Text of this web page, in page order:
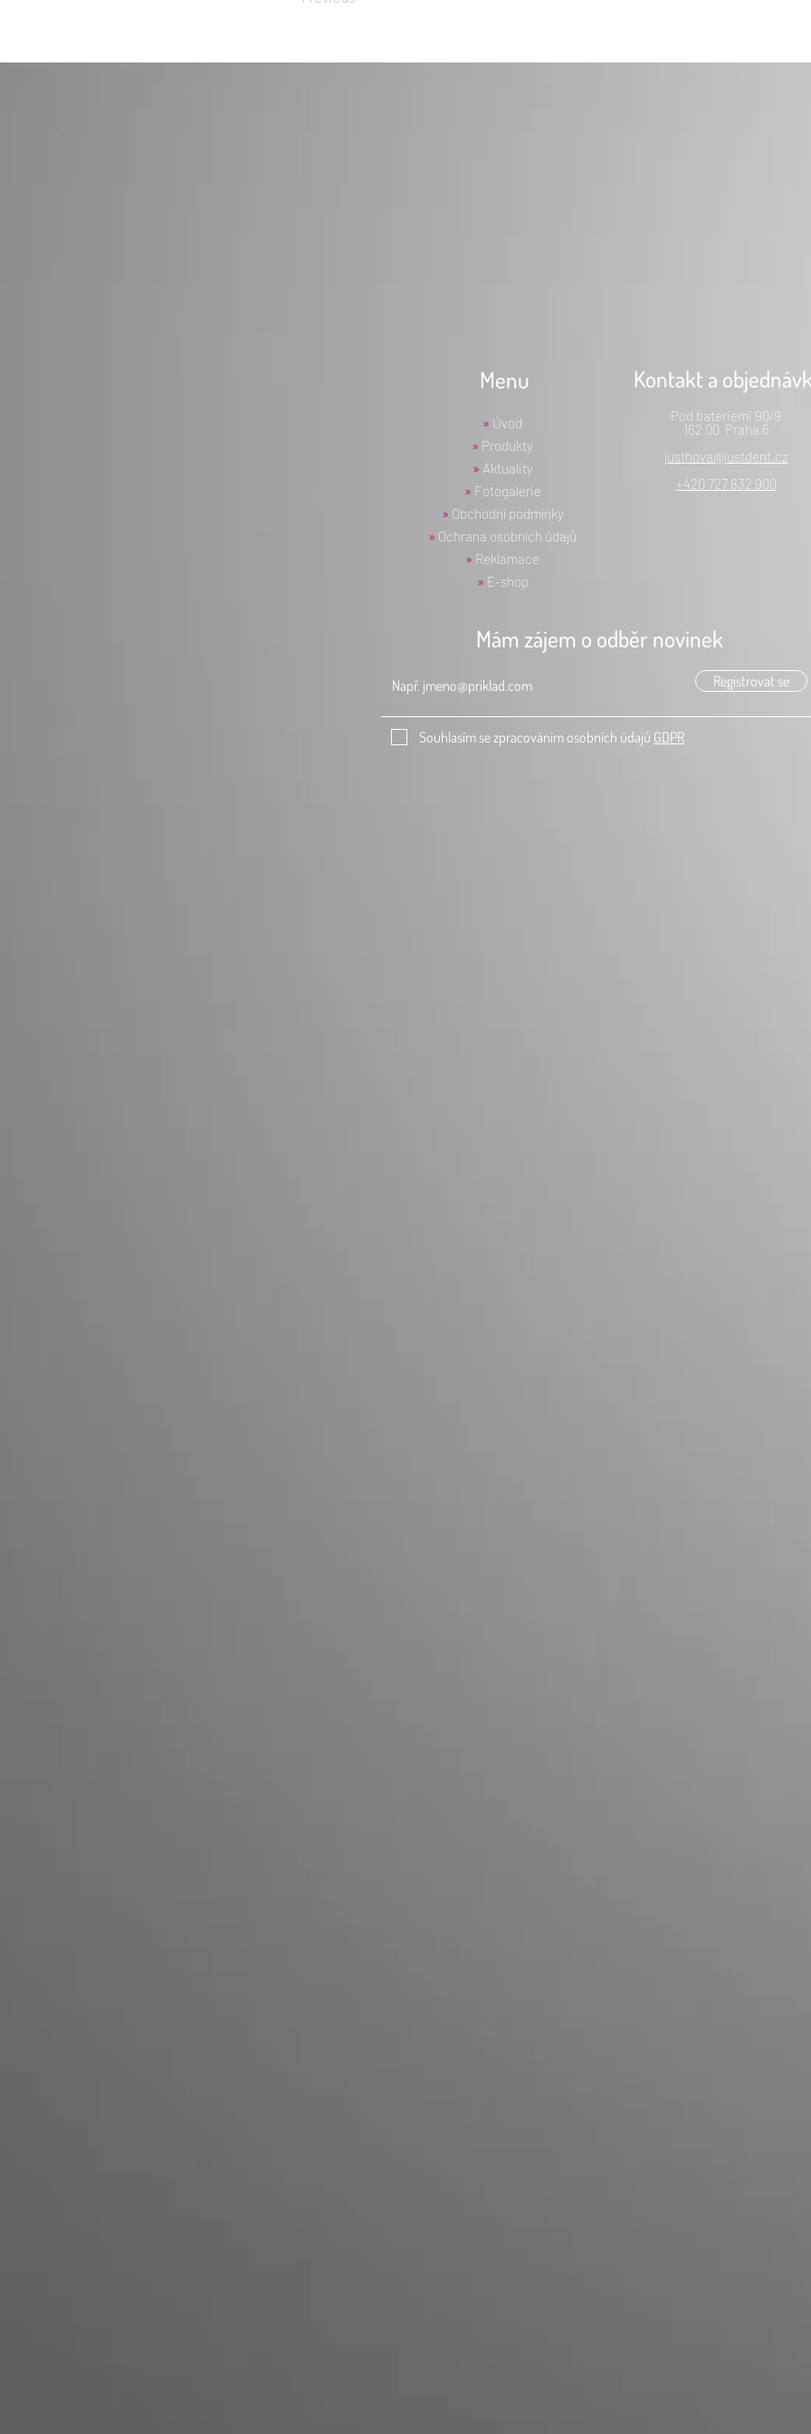
Menu
» Úvod
» Produkty
» Aktuality
» Fotogalerie
» Obchodní podmínky
» Ochrana osobních údajů
» Reklamace
» E-shop
Kontakt a
Pod bateriemi 90/9
162 00 Praha 6
justhova@justdent.cz
+420 727 832 900
Mám zájem o odběr novinek
Registrovat se
Souhlasím se zpracováním osobních údajů GDPR